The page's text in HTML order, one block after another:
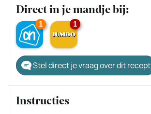
Direct in je mandje bij:
1 1
Stel direct je vraag over dit recept
Instructies